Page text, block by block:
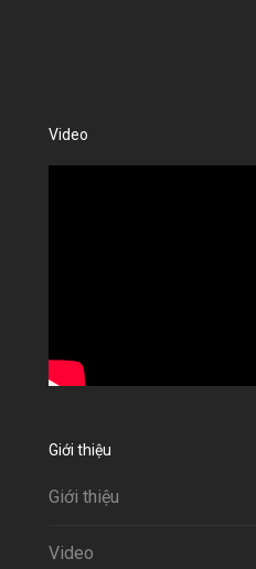
Video
Giới thiệu
Giới thiệu
Video